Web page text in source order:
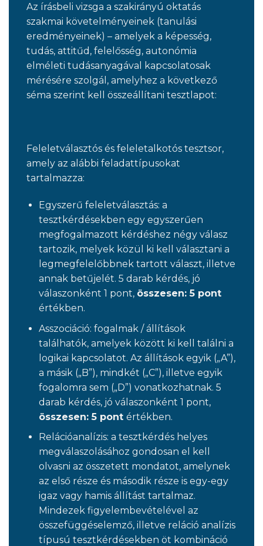
Az írásbeli vizsga a szakirányú oktatás
szakmai követelményeinek (tanulási
eredményeinek) – amelyek a képesség,
tudás, attitűd, felelősség, autonómia
elméleti tudásanyagával kapcsolatosak
mérésére szolgál, amelyhez a következő
séma szerint kell összeállítani tesztlapot:
Feleletválasztós és feleletalkotós tesztsor,
amely az alábbi feladattípusokat
tartalmazza:
Egyszerű feleletválasztás: a
tesztkérdésekben egy egyszerűen
megfogalmazott kérdéshez négy válasz
tartozik, melyek közül ki kell választani a
legmegfelelőbbnek tartott választ, illetve
annak betűjelét. 5 darab kérdés, jó
válaszonként 1 pont, összesen: 5 pont
értékben.
Asszociáció: fogalmak / állítások
találhatók, amelyek között ki kell találni a
logikai kapcsolatot. Az állítások egyik („A”),
a másik („B”), mindkét („C”), illetve egyik
fogalomra sem („D”) vonatkozhatnak. 5
darab kérdés, jó válaszonként 1 pont,
összesen: 5 pont értékben.
Relációanalízis: a tesztkérdés helyes
megválaszolásához gondosan el kell
olvasni az összetett mondatot, amelynek
az első része és második része is egy-egy
igaz vagy hamis állítást tartalmaz.
Mindezek figyelembevételével az
összefüggéselemző, illetve reláció analízis
típusú tesztkérdésekben öt kombináció